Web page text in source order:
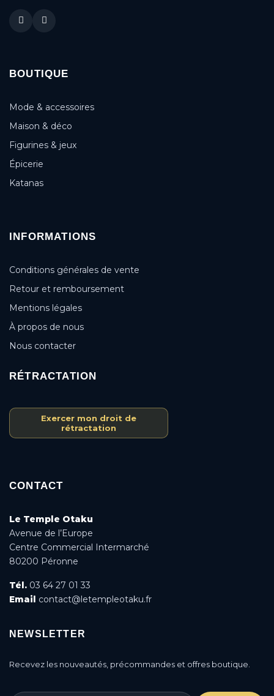
BOUTIQUE
Mode & accessoires
Maison & déco
Figurines & jeux
Épicerie
Katanas
INFORMATIONS
Conditions générales de vente
Retour et remboursement
Mentions légales
À propos de nous
Nous contacter
RÉTRACTATION
Exercer mon droit de
rétractation
CONTACT
Le Temple Otaku
Avenue de l’Europe
Centre Commercial Intermarché
80200 Péronne
Tél. 03 64 27 01 33
Email contact@letempleotaku.fr
NEWSLETTER
Recevez les nouveautés, précommandes et offres boutique.